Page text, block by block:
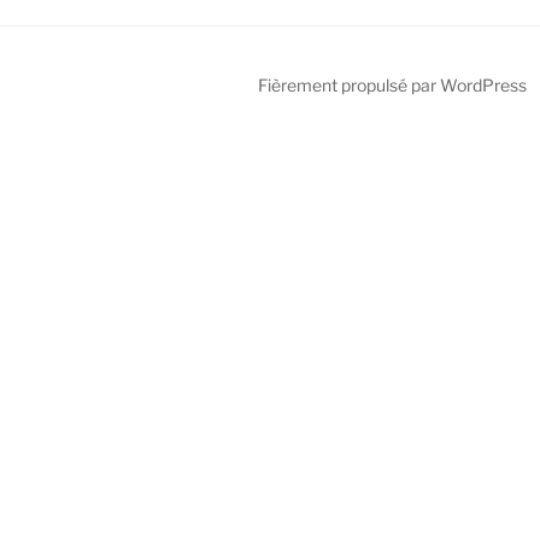
Fièrement propulsé par WordPress